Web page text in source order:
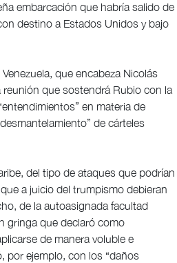
embarcación que habría salido de
destino a Estados Unidos y bajo
que encabeza Nicolás
reunión que sostendrá Rubio con la
en materia de
de cárteles
del tipo de ataques que podrían
a juicio del trumpismo debieran
de la autoasignada facultad
gringa que declaró como
de manera voluble e
por ejemplo, con los “daños